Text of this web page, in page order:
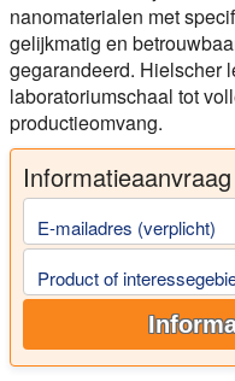
nanomaterialen met
gelijkmatig en
gegarandeerd. Hielscher
laboratoriumschaal tot
productieomvang.
Informatieaanvraag
E-mailadres (verplicht)
Product of